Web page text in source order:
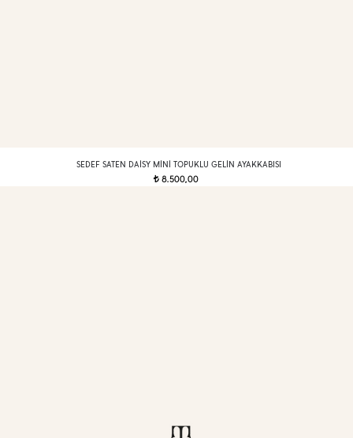
SEDEF SATEN DAISY MINI TOPUKLU GELIN AYAKKABISI
t8.500,00